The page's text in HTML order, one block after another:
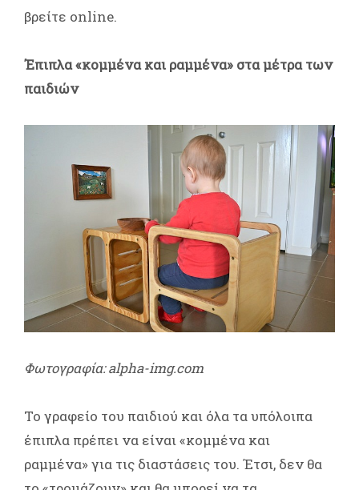
βρείτε online.
Έπιπλα «κομμένα και ραμμένα» στα μέτρα των
παιδιών
Φωτογραφία: alpha-img.com
Το γραφείο του παιδιού και όλα τα υπόλοιπα
έπιπλα πρέπει να είναι «κομμένα και
ραμμένα» για τις διαστάσεις του. Έτσι, δεν θα